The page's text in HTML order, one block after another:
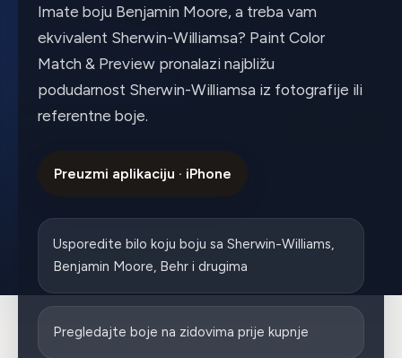
Imate boju Benjamin Moore, a treba vam
ekvivalent Sherwin-Williamsa? Paint Color
Match & Preview pronalazi najbližu
podudarnost Sherwin-Williamsa iz fotografije ili
referentne boje.
Preuzmi aplikaciju · iPhone
Usporedite bilo koju boju sa Sherwin-Williams,
Benjamin Moore, Behr i drugima
Pregledajte boje na zidovima prije kupnje